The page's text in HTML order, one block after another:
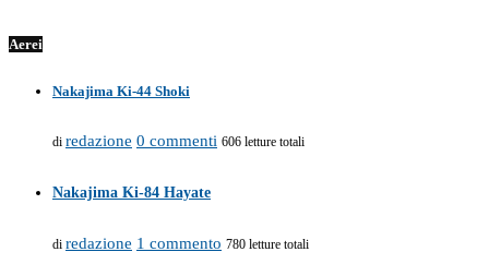
Aerei
Nakajima Ki-44 Shoki
di redazione 0 commenti 606 letture totali
Nakajima Ki-84 Hayate
di redazione 1 commento 780 letture totali